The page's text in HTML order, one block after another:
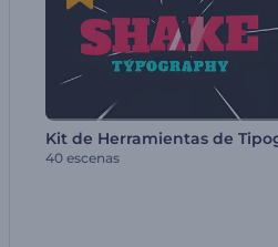
40 escenas